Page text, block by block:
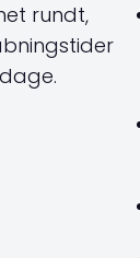
rundt,